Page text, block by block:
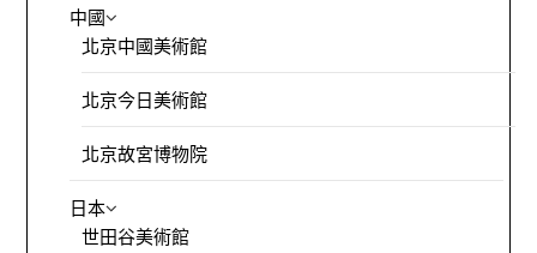
中國
北京中國美術館
北京今日美術館
北京故宮博物院
日本
世田谷美術館